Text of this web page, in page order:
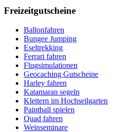
Freizeitgutscheine
Ballonfahren
Bungee Jumping
Eseltrekking
Ferrari fahren
Flugsimulationen
Geocaching Gutscheine
Harley fahren
Katamaran segeln
Klettern im Hochseilgarten
Paintball spielen
Quad fahren
Weinseminare